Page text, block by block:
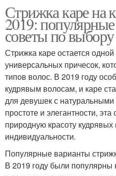
Стрижка каре на
2019:
советы по выбору
Стрижка каре остается
универсальных причесок,
типов волос. В 2019 году
кудрявым волосам, и каре
для девушек с
простоте и элегантности,
природную красоту
индивидуальности.
Популярные варианты
В 2019 году были популярны